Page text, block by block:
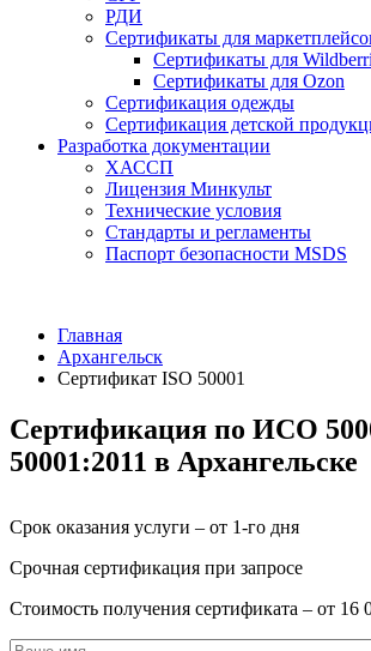
РДИ
Сертификаты для
Сертификаты для
Сертификаты для Ozon
Сертификация одежды
Сертификация детской
Разработка документации
ХАССП
Лицензия Минкульт
Технические условия
Стандарты и регламенты
Паспорт безопасности MSDS
Главная
Архангельск
Сертификат ISO 50001
Сертификация по ИСО
50001:2011 в Архангельске
Срок оказания услуги – от 1-го дня
Срочная сертификация при запросе
Стоимость получения сертификата – от 16